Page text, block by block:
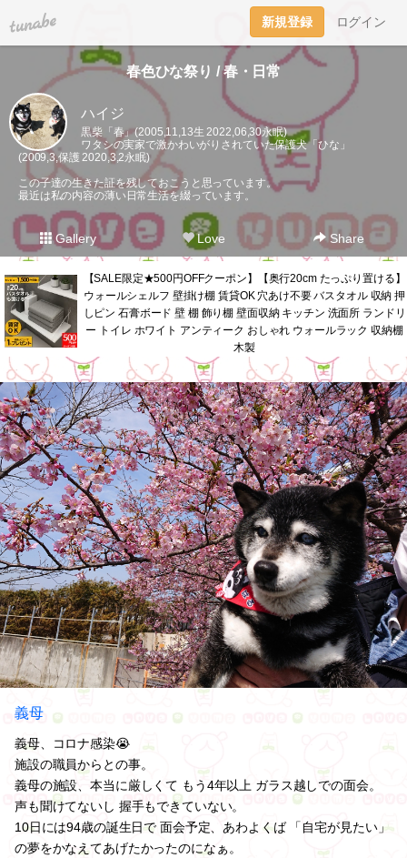
tuna.be 新規登録 ログイン
春色ひな祭り / 春・日常
ハイジ
黒柴「春」(2005,11,13生 2022,06,30永眠)
ワタシの実家で激かわいがりされていた保護犬「ひな」
(2009,3,保護 2020,3,2永眠)
この子達の生きた証を残しておこうと思っています。
最近は私の内容の薄い日常生活を綴っています。
Gallery Love Share
【SALE限定★500円OFFクーポン】【奥行20cm たっぷり置ける】
ウォールシェルフ 壁掛け棚 賃貸OK 穴あけ不要 バスタオル 収納 押
しピン 石膏ボード 壁 棚 飾り棚 壁面収納 キッチン 洗面所 ランドリ
ー トイレ ホワイト アンティーク おしゃれ ウォールラック 収納棚
木製
義母
義母、コロナ感染😭
施設の職員からとの事。
義母の施設、本当に厳しくて もう4年以上 ガラス越しでの面会。
声も聞けてないし 握手もできていない。
10日には94歳の誕生日で 面会予定、あわよくば 「自宅が見たい」
の夢をかなえてあげたかったのになぁ。